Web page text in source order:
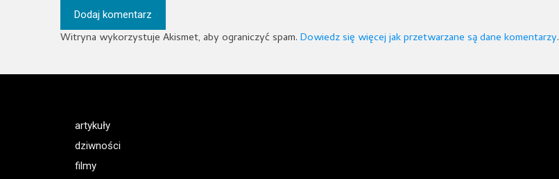
Witryna wykorzystuje Akismet, aby ograniczyć spam. Dowiedz się więcej jak przetwarzane są dane komentarzy.
artykuły
dziwności
filmy